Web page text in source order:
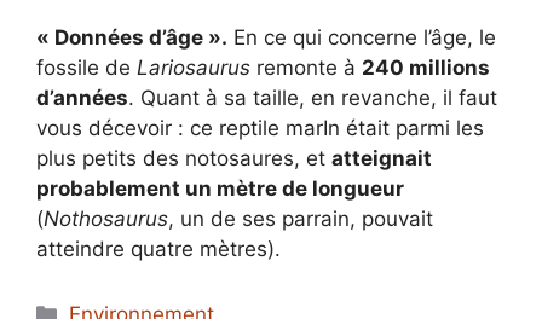
« Données d’âge ». En ce qui concerne l’âge, le
fossile de Lariosaurus remonte à 240 millions
d’années. Quant à sa taille, en revanche, il faut
vous décevoir : ce reptile marIn était parmi les
plus petits des notosaures, et atteignait
probablement un mètre de longueur
(Nothosaurus, un de ses parrain, pouvait
atteindre quatre mètres).
Catégories
Environnement